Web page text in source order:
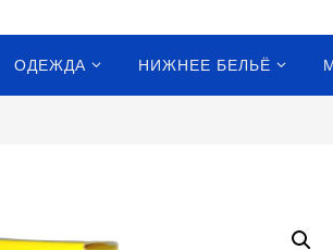
ОДЕЖДА НИЖНЕЕ БЕЛЬЁ